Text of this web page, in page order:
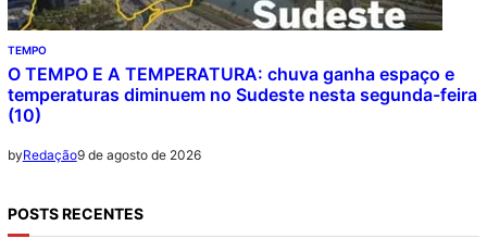
TEMPO
O TEMPO E A TEMPERATURA: chuva ganha espaço e
temperaturas diminuem no Sudeste nesta segunda-feira
(10)
byRedação9 de agosto de 2026
POSTS RECENTES